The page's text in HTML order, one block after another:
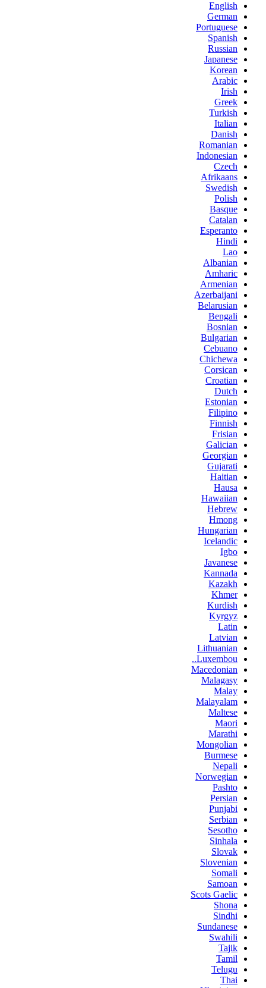
English
German
Portuguese
Spanish
Russian
Japanese
Korean
Arabic
Irish
Greek
Turkish
Italian
Danish
Romanian
Indonesian
Czech
Afrikaans
Swedish
Polish
Basque
Catalan
Esperanto
Hindi
Lao
Albanian
Amharic
Armenian
Azerbaijani
Belarusian
Bengali
Bosnian
Bulgarian
Cebuano
Chichewa
Corsican
Croatian
Dutch
Estonian
Filipino
Finnish
Frisian
Galician
Georgian
Gujarati
Haitian
Hausa
Hawaiian
Hebrew
Hmong
Hungarian
Icelandic
Igbo
Javanese
Kannada
Kazakh
Khmer
Kurdish
Kyrgyz
Latin
Latvian
Lithuanian
Luxembou..
Macedonian
Malagasy
Malay
Malayalam
Maltese
Maori
Marathi
Mongolian
Burmese
Nepali
Norwegian
Pashto
Persian
Punjabi
Serbian
Sesotho
Sinhala
Slovak
Slovenian
Somali
Samoan
Scots Gaelic
Shona
Sindhi
Sundanese
Swahili
Tajik
Tamil
Telugu
Thai